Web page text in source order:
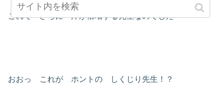
これで さらに 汗が倍増する先生なのでした・・・
おおっ これが ホントの しくじり先生！？